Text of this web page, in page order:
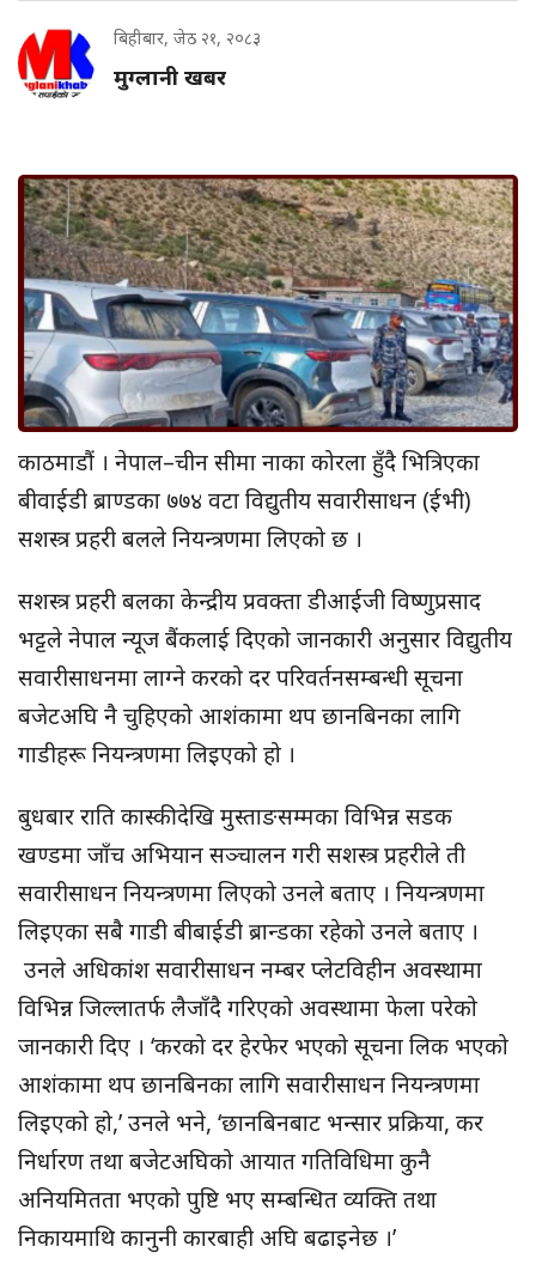
बिहीबार, जेठ २१, २०८३
मुग्लानी खबर
काठमाडौं । नेपाल–चीन सीमा नाका कोरला हुँदै भित्रिएका
बीवाईडी ब्राण्डका ७७४ वटा विद्युतीय सवारीसाधन (ईभी)
सशस्त्र प्रहरी बलले नियन्त्रणमा लिएको छ ।
सशस्त्र प्रहरी बलका केन्द्रीय प्रवक्ता डीआईजी विष्णुप्रसाद
भट्टले नेपाल न्यूज बैंकलाई दिएको जानकारी अनुसार विद्युतीय
सवारीसाधनमा लाग्ने करको दर परिवर्तनसम्बन्धी सूचना
बजेटअघि नै चुहिएको आशंकामा थप छानबिनका लागि
गाडीहरू नियन्त्रणमा लिइएको हो ।
बुधबार राति कास्कीदेखि मुस्ताङसम्मका विभिन्न सडक
खण्डमा जाँच अभियान सञ्चालन गरी सशस्त्र प्रहरीले ती
सवारीसाधन नियन्त्रणमा लिएको उनले बताए । नियन्त्रणमा
लिइएका सबै गाडी बीबाईडी ब्रान्डका रहेको उनले बताए ।
उनले अधिकांश सवारीसाधन नम्बर प्लेटविहीन अवस्थामा
विभिन्न जिल्लातर्फ लैजाँदै गरिएको अवस्थामा फेला परेको
जानकारी दिए । ‘करको दर हेरफेर भएको सूचना लिक भएको
आशंकामा थप छानबिनका लागि सवारीसाधन नियन्त्रणमा
लिइएको हो,’ उनले भने, ‘छानबिनबाट भन्सार प्रक्रिया, कर
निर्धारण तथा बजेटअघिको आयात गतिविधिमा कुनै
अनियमितता भएको पुष्टि भए सम्बन्धित व्यक्ति तथा
निकायमाथि कानुनी कारबाही अघि बढाइनेछ ।’